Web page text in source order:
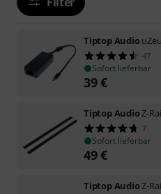
Tiptop Audio
47
Sofort lieferbar
39€
Tiptop AudioZ-
7
Sofort lieferbar
49€
Tiptop AudioZ-